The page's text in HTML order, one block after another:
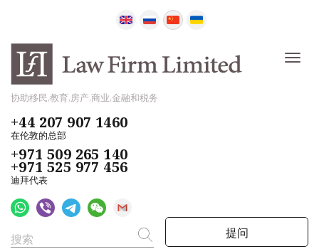
协助移民,教育,房产,商业,金融和税务
+44 207 907 1460
在伦敦的总部
+971 509 265 140
+971 525 977 456
迪拜代表
提问